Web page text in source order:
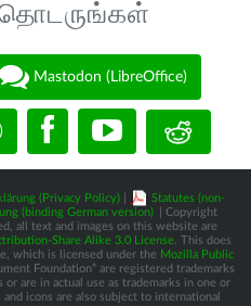
Mastodon (LibreOffice)
(Privacy Policy)
Statutes (non-
(binding German version)
| Copyright
all text and images on this website are
Share Alike 3.0 License. This does
which is licensed under the Mozilla Public
Foundation” are registered trademarks
are in actual use as trademarks in one or
icons are also subject to international